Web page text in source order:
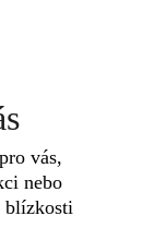
vás,
nebo
blízkosti